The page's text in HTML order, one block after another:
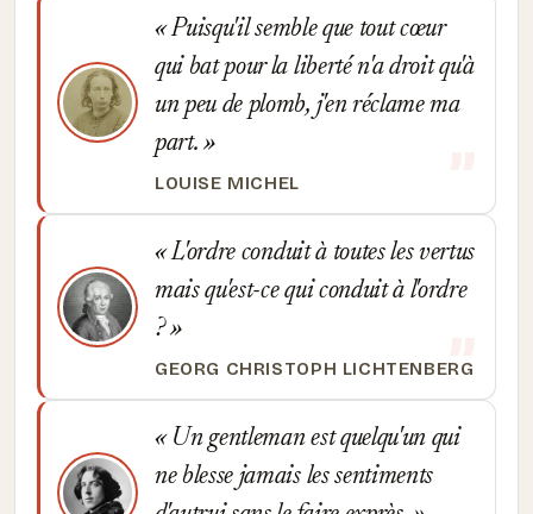
Puisqu'il semble que tout cœur
qui bat pour la liberté n'a droit qu'à
un peu de plomb, j'en réclame ma
part.
LOUISE MICHEL
L'ordre conduit à toutes les vertus
mais qu'est-ce qui conduit à l'ordre
?
GEORG CHRISTOPH LICHTENBERG
Un gentleman est quelqu'un qui
ne blesse jamais les sentiments